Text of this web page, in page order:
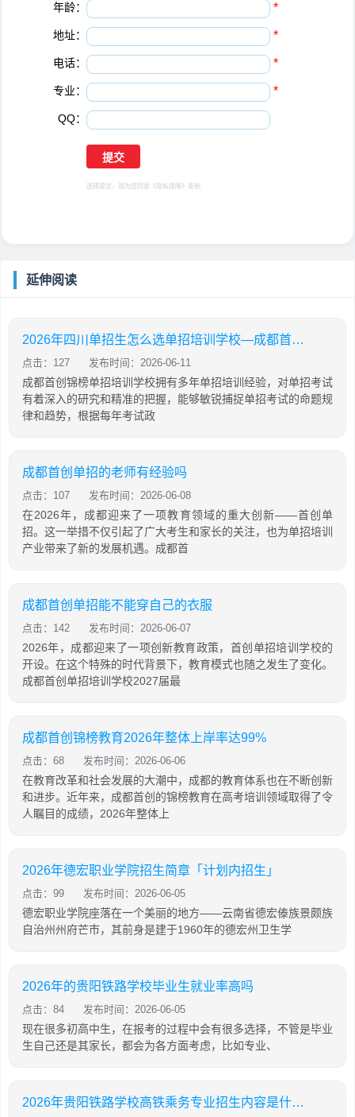
年龄： *
地址： *
电话： *
专业： *
QQ：
选择提交，视为您同意 《隐私保障》 条例
延伸阅读
2026年四川单招生怎么选单招培训学校—成都首创锦榜单招培训
点击：127 发布时间：2026-06-11
成都首创锦榜单招培训学校拥有多年单招培训经验，对单招考试
有着深入的研究和精准的把握，能够敏锐捕捉单招考试的命题规
律和趋势，根据每年考试政
成都首创单招的老师有经验吗
点击：107 发布时间：2026-06-08
在2026年，成都迎来了一项教育领域的重大创新——首创单
招。这一举措不仅引起了广大考生和家长的关注，也为单招培训
产业带来了新的发展机遇。成都首
成都首创单招能不能穿自己的衣服
点击：142 发布时间：2026-06-07
2026年，成都迎来了一项创新教育政策，首创单招培训学校的
开设。在这个特殊的时代背景下，教育模式也随之发生了变化。
成都首创单招培训学校2027届最
成都首创锦榜教育2026年整体上岸率达99%
点击：68 发布时间：2026-06-06
在教育改革和社会发展的大潮中，成都的教育体系也在不断创新
和进步。近年来，成都首创的锦榜教育在高考培训领域取得了令
人瞩目的成绩，2026年整体上
2026年德宏职业学院招生简章「计划内招生」
点击：99 发布时间：2026-06-05
德宏职业学院座落在一个美丽的地方——云南省德宏傣族景颇族
自治州州府芒市，其前身是建于1960年的德宏州卫生学
2026年的贵阳铁路学校毕业生就业率高吗
点击：84 发布时间：2026-06-05
现在很多初高中生，在报考的过程中会有很多选择，不管是毕业
生自己还是其家长，都会为各方面考虑，比如专业、
2026年贵阳铁路学校高铁乘务专业招生内容是什么?